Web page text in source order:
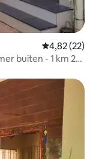
Gemiddelde
4,82 (22)
buiten - 1 km 2